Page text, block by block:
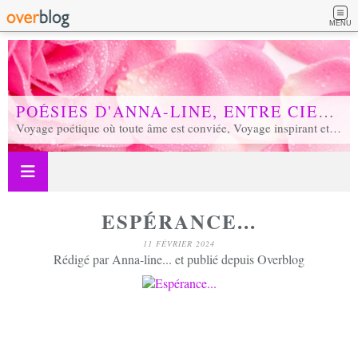
MENU
POÉSIES D'ANNA-LINE, ENTRE CIEL ET TERRE...
Voyage poétique où toute âme est conviée, Voyage inspirant et inspiré, Voyage en soi et d'unité, Voyage au coeur de notre réalité...
ESPÉRANCE...
11 FÉVRIER 2024
Rédigé par Anna-line... et publié depuis Overblog